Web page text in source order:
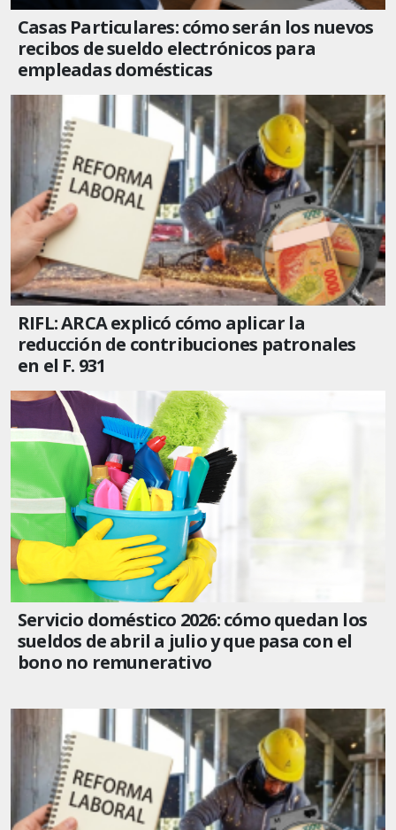
Casas Particulares: cómo serán los nuevos
recibos de sueldo electrónicos para
empleadas domésticas
RIFL: ARCA explicó cómo aplicar la
reducción de contribuciones patronales
en el F. 931
Servicio doméstico 2026: cómo quedan los
sueldos de abril a julio y que pasa con el
bono no remunerativo